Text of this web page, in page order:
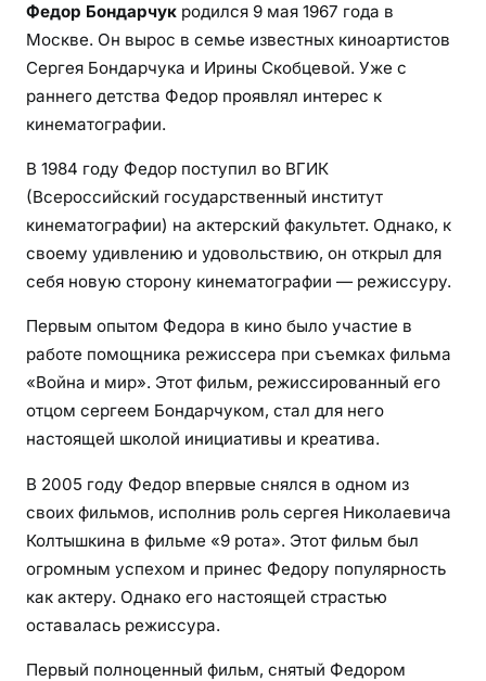
Федор Бондарчук родился 9 мая 1967 года в
Москве. Он вырос в семье известных киноартистов
Сергея Бондарчука и Ирины Скобцевой. Уже с
раннего детства Федор проявлял интерес к
кинематографии.
В 1984 году Федор поступил во ВГИК
(Всероссийский государственный институт
кинематографии) на актерский факультет. Однако, к
своему удивлению и удовольствию, он открыл для
себя новую сторону кинематографии — режиссуру.
Первым опытом Федора в кино было участие в
работе помощника режиссера при съемках фильма
«Война и мир». Этот фильм, режиссированный его
отцом сергеем Бондарчуком, стал для него
настоящей школой инициативы и креатива.
В 2005 году Федор впервые снялся в одном из
своих фильмов, исполнив роль сергея Николаевича
Колтышкина в фильме «9 рота». Этот фильм был
огромным успехом и принес Федору популярность
как актеру. Однако его настоящей страстью
оставалась режиссура.
Первый полноценный фильм, снятый Федором